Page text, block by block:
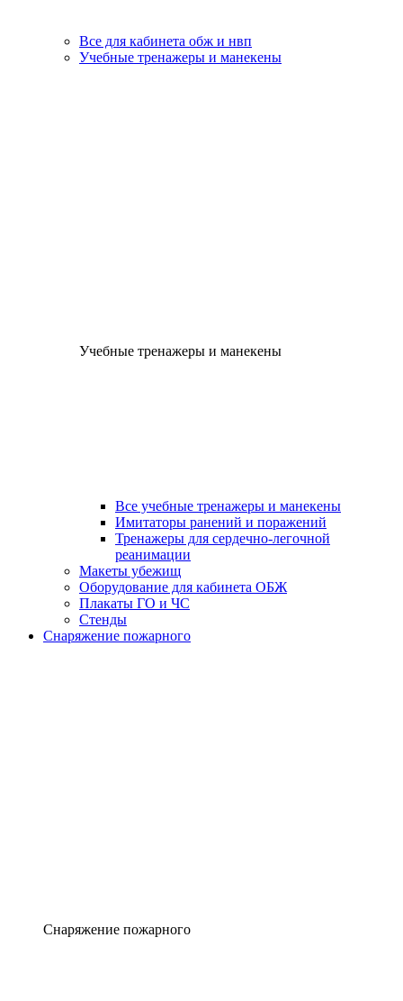
Все для кабинета обж и нвп
Учебные тренажеры и манекены
Учебные тренажеры и манекены
Все учебные тренажеры и манекены
Имитаторы ранений и поражений
Тренажеры для сердечно-легочной
реанимации
Макеты убежищ
Оборудование для кабинета ОБЖ
Плакаты ГО и ЧС
Стенды
Снаряжение пожарного
Снаряжение пожарного